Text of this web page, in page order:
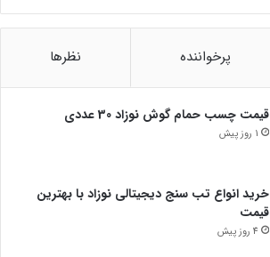
پرخواننده نظرها
قیمت چسب حمام گوش نوزاد 30 عددی
1 روز پیش
خرید انواع تب سنج دیجیتالی نوزاد با بهترین
قیمت
4 روز پیش